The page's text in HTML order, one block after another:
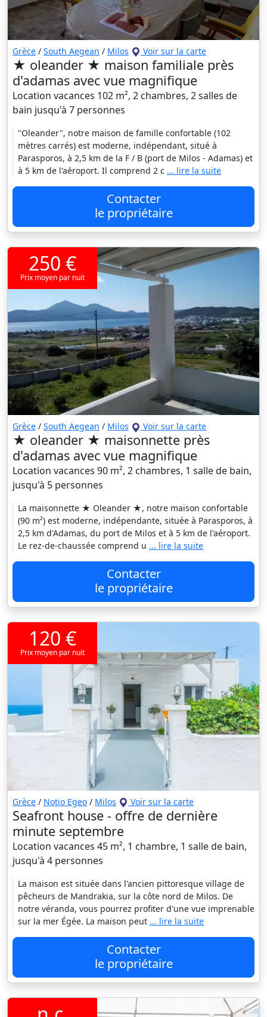
Grèce / South Aegean / Milos Voir sur la carte
★ oleander ★ maison familiale près
d'adamas avec vue magnifique
Location vacances 102 m², 2 chambres, 2 salles de
bain jusqu'à 7 personnes
"Oleander", notre maison de famille confortable (102
mètres carrés) est moderne, indépendant, situé à
Parasporos, à 2,5 km de la F / B (port de Milos - Adamas) et
à 5 km de l'aéroport. Il comprend 2 c ... lire la suite
Contacter
le propriétaire
250 €
Prix moyen par nuit
Grèce / South Aegean / Milos Voir sur la carte
★ oleander ★ maisonnette près
d'adamas avec vue magnifique
Location vacances 90 m², 2 chambres, 1 salle de bain,
jusqu'à 5 personnes
La maisonnette ★ Oleander ★, notre maison confortable
(90 m²) est moderne, indépendante, située à Parasporos, à
2,5 km d'Adamas, du port de Milos et à 5 km de l'aéroport.
Le rez-de-chaussée comprend u ... lire la suite
Contacter
le propriétaire
120 €
Prix moyen par nuit
Grèce / Notio Egeo / Milos Voir sur la carte
Seafront house - offre de dernière
minute septembre
Location vacances 45 m², 1 chambre, 1 salle de bain,
jusqu'à 4 personnes
La maison est située dans l'ancien pittoresque village de
pêcheurs de Mandrakia, sur la côte nord de Milos. De
notre véranda, vous pourrez profiter d'une vue imprenable
sur la mer Égée. La maison peut ... lire la suite
Contacter
le propriétaire